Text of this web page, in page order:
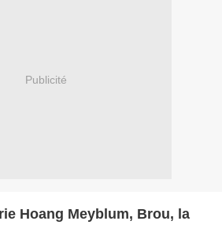
Publicité
Hoang Meyblum, Brou, la